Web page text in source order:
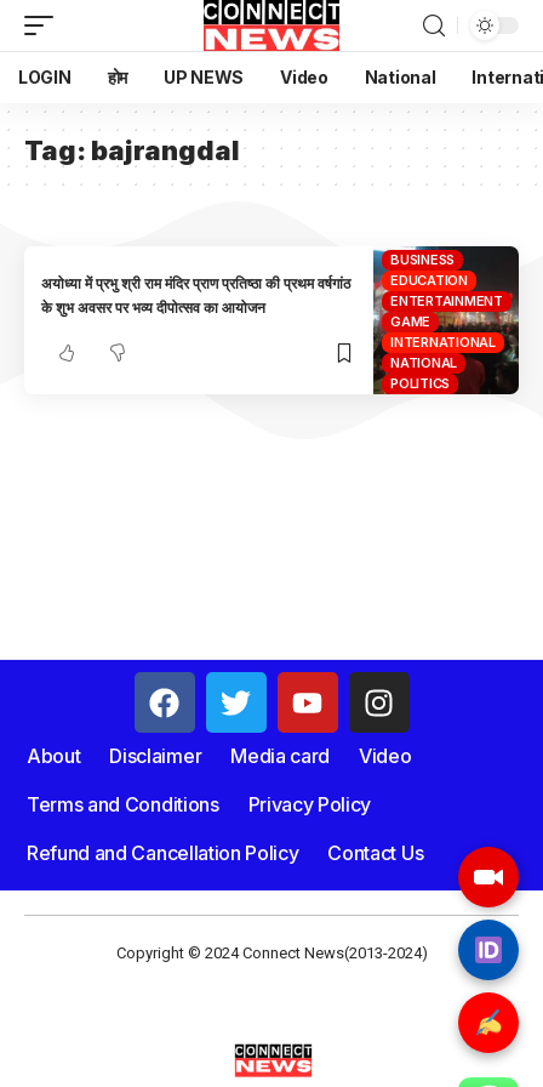
LOGIN होम UP NEWS Video National
Tag: bajrangdal
BUSINESS
EDUCATION
ENTERTAINMENT
GAME
INTERNATIONAL
NATIONAL
POLITICS
अयोध्या में प्रभु श्री राम मंदिर प्राण प्रतिष्ठा की प्रथम वर्षगांठ
के शुभ अवसर पर भव्य दीपोत्सव का आयोजन
About Disclaimer Media card
Video
Terms and Conditions
Privacy Policy
Refund and Cancellation Policy
Contact Us
Copyright © 2024 Connect News(2013-2024)